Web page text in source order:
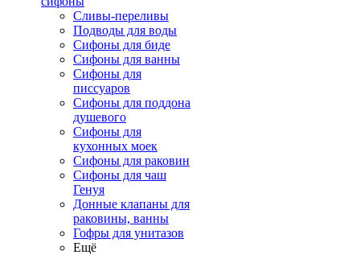
Сливы-переливы
Подводы для воды
Сифоны для биде
Сифоны для ванны
Сифоны для
писсуаров
Сифоны для поддона
душевого
Сифоны для
кухонных моек
Сифоны для раковин
Сифоны для чаш
Генуя
Донные клапаны для
раковины, ванны
Гофры для унитазов
Ещё